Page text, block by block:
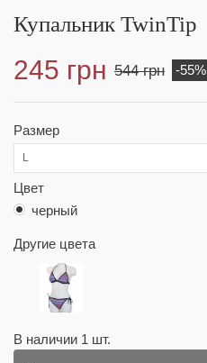
Купальник TwinTip
245 грн 544 грн -55%
Размер
L
Цвет
черный
Другие цвета
В наличии 1 шт.